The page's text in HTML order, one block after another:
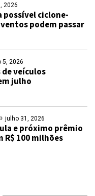
2026
ciclone-
podem passar
5, 2026
veículos
julho
julho 31, 2026
e próximo prêmio
R$ 100 milhões